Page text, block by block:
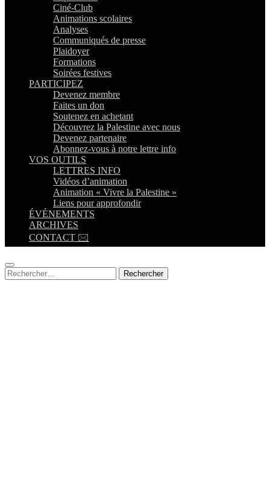
Ciné-Club
Animations scolaires
Analyses
Communiqués de presse
Plaidoyer
Formations
Soirées festives
PARTICIPEZ
Devenez membre
Faites un don
Soutenez en achetant
Découvrez la Palestine avec nous
Devenez partenaire
Abonnez-vous à notre lettre info
VOS OUTILS
LETTRES INFO
Vidéos d’animation
Animation « Vivre la Palestine »
Liens pour approfondir
ÉVÉNEMENTS
ARCHIVES
CONTACT 🖂
Rechercher :